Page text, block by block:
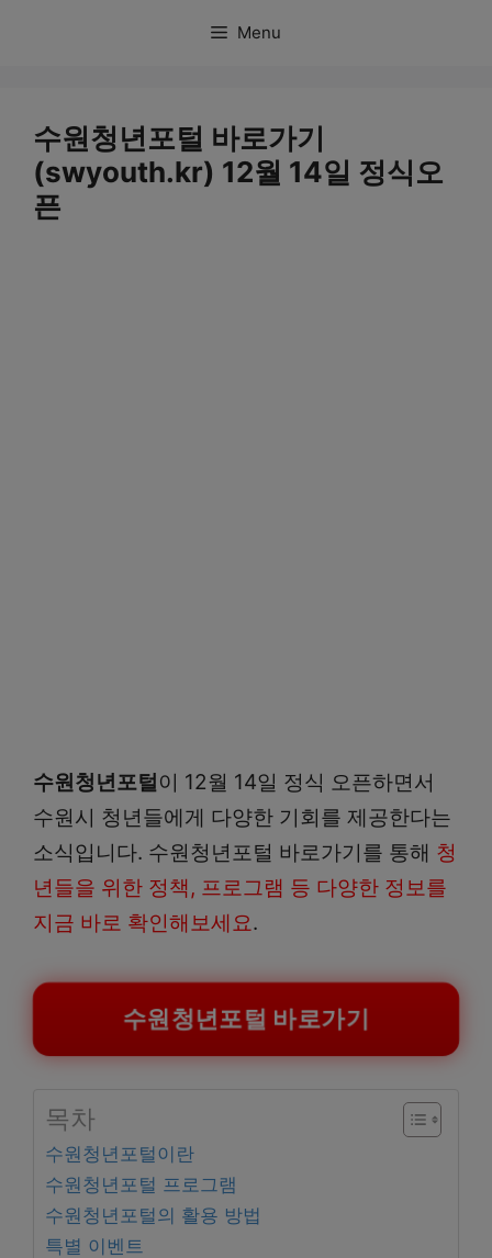
Menu
수원청년포털 바로가기
(swyouth.kr) 12월 14일 정식오
픈
수원청년포털 이 12월 14일 정식 오픈하면서
수원시 청년들에게 다양한 기회를 제공한다는
소식입니다. 수원청년포털 바로가기를 통해 청
년들을 위한 정책, 프로그램 등 다양한 정보를
지금 바로 확인해보세요.
수원청년포털 바로가기
목차
수원청년포털이란
수원청년포털 프로그램
수원청년포털의 활용 방법
특별 이벤트